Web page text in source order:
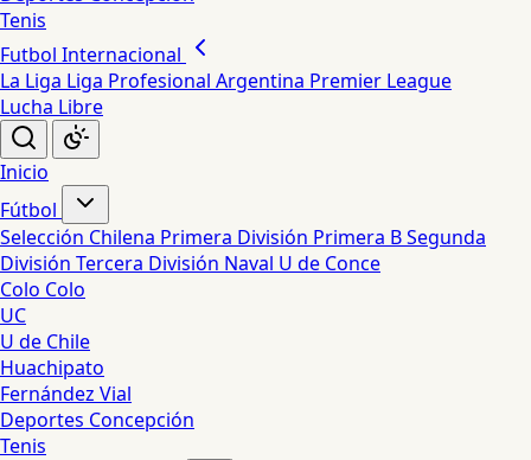
Tenis
Futbol Internacional
La Liga Liga Profesional Argentina Premier League
Lucha Libre
Inicio
Fútbol
Selección Chilena Primera División Primera BSegunda
División Tercera División Naval U de Conce
Colo Colo
UC
U de Chile
Huachipato
Fernández Vial
Deportes Concepción
Tenis